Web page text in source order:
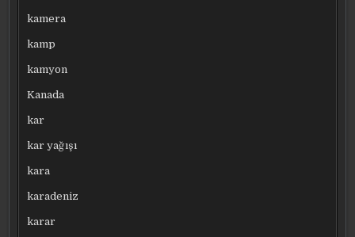
kamera
kamp
kamyon
Kanada
kar
kar yağışı
kara
karadeniz
karar